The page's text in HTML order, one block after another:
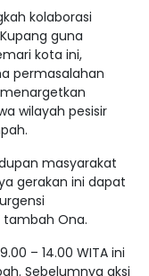
kolaborasi
guna
kota ini,
permasalahan
wilayah pesisir
masyarakat
gerakan ini dapat
tambah Ona.
– 14.00 WITA ini
Sebelumnya aksi